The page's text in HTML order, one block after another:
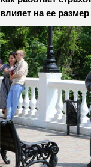
влияет на ее размер